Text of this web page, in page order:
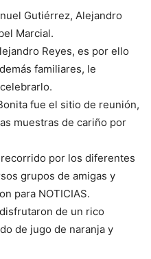
Gutiérrez, Alejandro
Marcial.
Reyes, es por ello
familiares, le
fue el sitio de reunión,
muestras de cariño por
por los diferentes
grupos de amigas y
para NOTICIAS.
de un rico
de jugo de naranja y